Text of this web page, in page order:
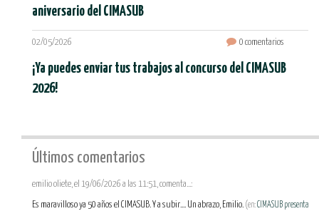
aniversario del CIMASUB
02/05/2026 0 comentarios
¡Ya puedes enviar tus trabajos al concurso del CIMASUB
2026!
Últimos comentarios
emilio oliete, el 19/06/2026 a las 11:51, comenta...:
Es maravilloso ya 50 años el CIMASUB. Y a subir.... Un abrazo, Emilio. (en:CIMASUB presenta